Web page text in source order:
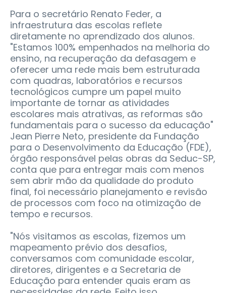
Para o secretário Renato Feder, a
infraestrutura das escolas reflete
diretamente no aprendizado dos alunos.
"Estamos 100% empenhados na melhoria do
ensino, na recuperação da defasagem e
oferecer uma rede mais bem estruturada
com quadras, laboratórios e recursos
tecnológicos cumpre um papel muito
importante de tornar as atividades
escolares mais atrativas, as reformas são
fundamentais para o sucesso da educação"
Jean Pierre Neto, presidente da Fundação
para o Desenvolvimento da Educação (FDE),
órgão responsável pelas obras da Seduc-SP,
conta que para entregar mais com menos
sem abrir mão da qualidade do produto
final, foi necessário planejamento e revisão
de processos com foco na otimização de
tempo e recursos.
"Nós visitamos as escolas, fizemos um
mapeamento prévio dos desafios,
conversamos com comunidade escolar,
diretores, dirigentes e a Secretaria de
Educação para entender quais eram as